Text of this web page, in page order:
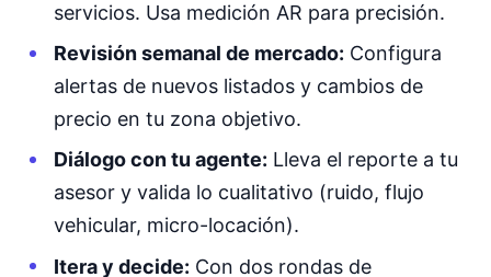
servicios. Usa medición AR para precisión.
Revisión semanal de mercado: Configura
alertas de nuevos listados y cambios de
precio en tu zona objetivo.
Diálogo con tu agente: Lleva el reporte a tu
asesor y valida lo cualitativo (ruido, flujo
vehicular, micro-locación).
Itera y decide: Con dos rondas de